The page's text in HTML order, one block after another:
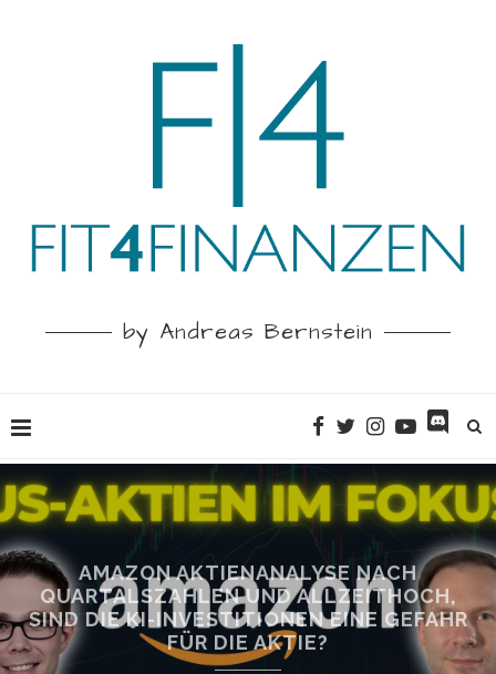
by Andreas Bernstein
AMAZON AKTIENANALYSE NACH
QUARTALSZAHLEN UND ALLZEITHOCH,
SIND DIE KI-INVESTITIONEN EINE GEFAHR
FÜR DIE AKTIE?